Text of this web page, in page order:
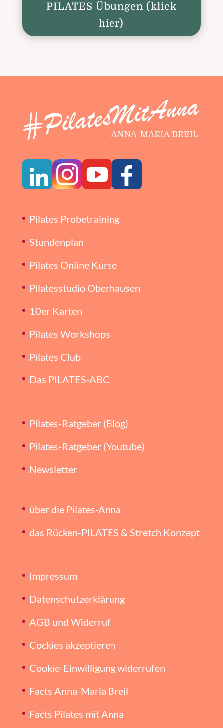
PILATES Übungen (klick
hier)
Pilates Probetraining
Stundenplan
Pilates Online Kurse
Pilatesstudio Oberhausen
10er Karten
Pilates Workshops
Pilates Club
Das PILATES-ABC
Pilates-Ratgeber (Blog)
Pilates-Ratgeber (Youtube)
Newsletter
über die Pilates-Anna
das Rücken-PILATES & Stretch Konzept
Impressum
Datenschutzerklärung
AGB und Widerruf
Cockies akzeptieren
Cookie-Einwilligung widerrufen
Facts Anna-Maria Breil
Facts Pilates mit Anna